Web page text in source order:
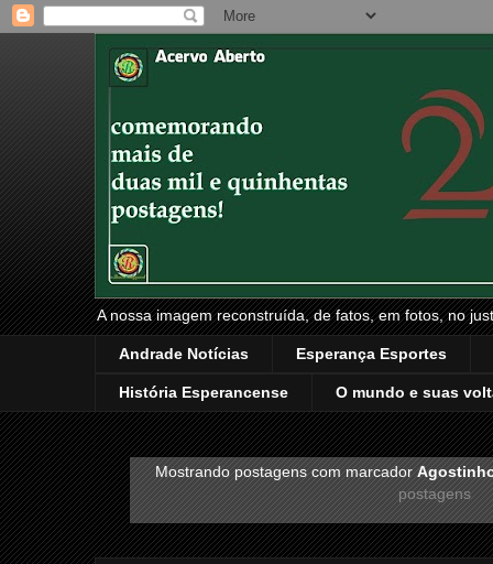
A nossa imagem reconstruída, de fatos, em fotos, no
Andrade Notícias Esperança Esportes
História Esperancense O mundo e suas
Mostrando postagens com marcador
postagens